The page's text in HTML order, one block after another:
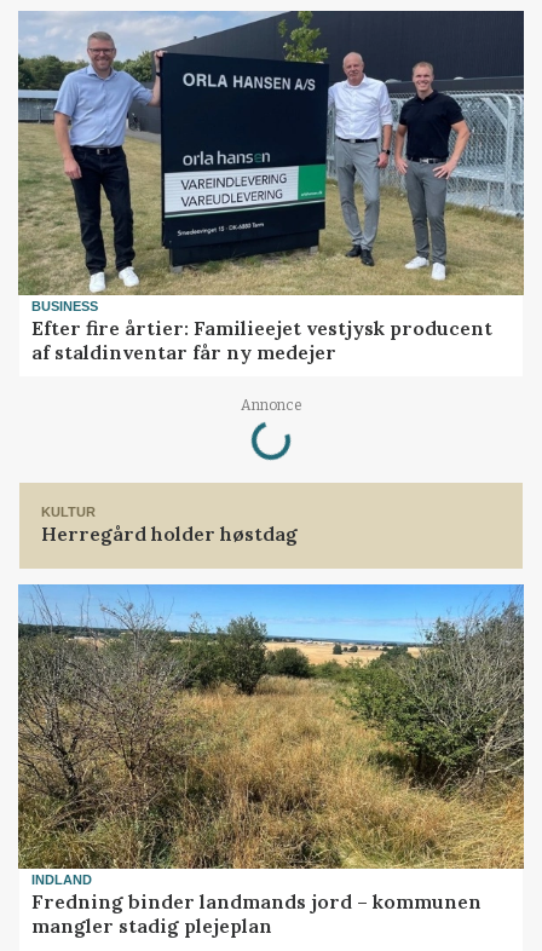
BUSINESS
Efter fire årtier: Familieejet vestjysk producent
af staldinventar får ny medejer
Annonce
Loading...
KULTUR
Herregård holder høstdag
INDLAND
Fredning binder landmands jord – kommunen
mangler stadig plejeplan